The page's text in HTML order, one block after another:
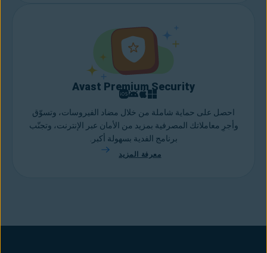
Avast Premium Security
احصل على حماية شاملة من خلال مضاد الفيروسات، وتسوّق
وأجرِ معاملاتك المصرفية بمزيد من الأمان عبر الإنترنت، وتجنّب
برنامج الفدية بسهولة أكبر.
معرفة المزيد